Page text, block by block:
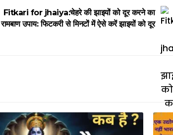
Fitkari for jhaiya:चेहरे की झाइयों को दूर करने का
रामबाण उपाय: फिटकरी से मिनटों में ऐसे करें झाइयों को दूर